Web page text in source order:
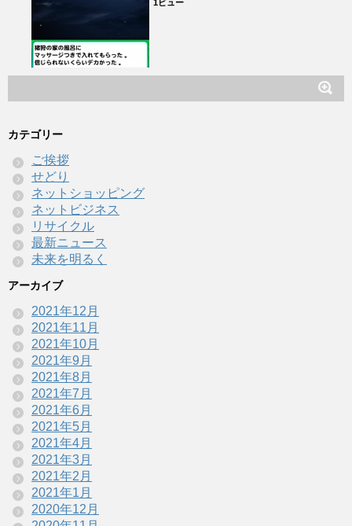
1ビュー
カテゴリー
ご挨拶
せどり
ネットショッピング
ネットビジネス
リサイクル
最新ニュース
未来を明るく
アーカイブ
2021年12月
2021年11月
2021年10月
2021年9月
2021年8月
2021年7月
2021年6月
2021年5月
2021年4月
2021年3月
2021年2月
2021年1月
2020年12月